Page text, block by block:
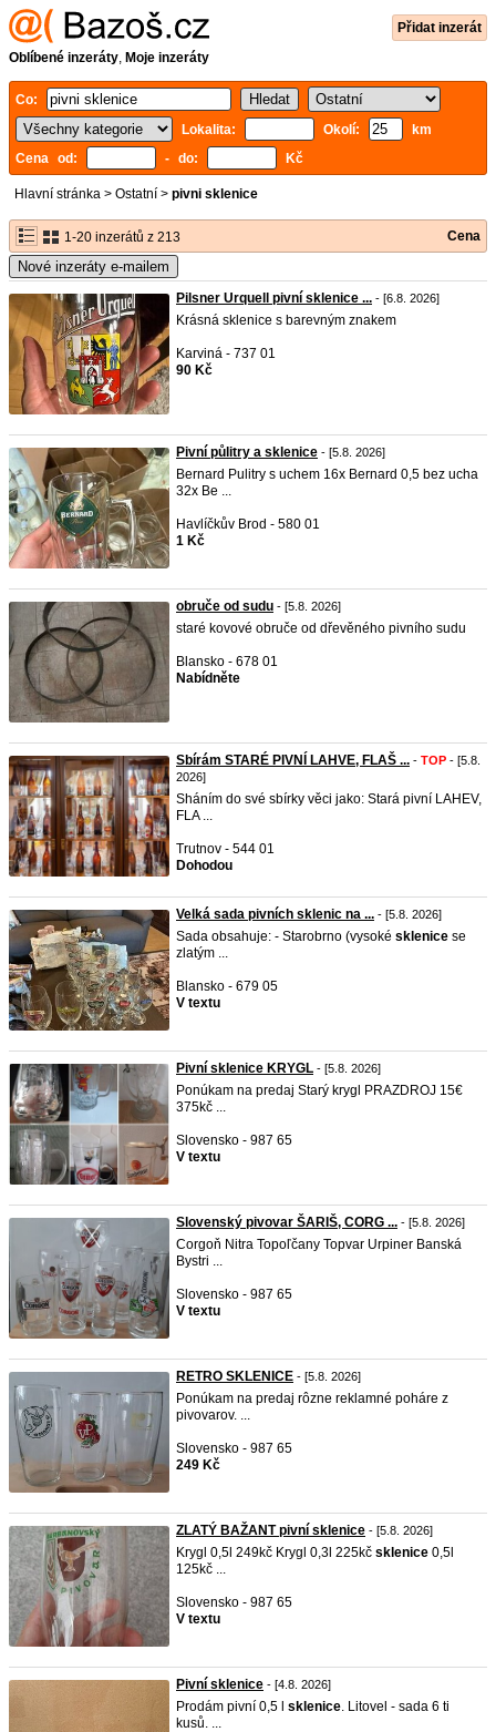
Přidat inzerát
Oblíbené inzeráty, Moje inzeráty
Co:
Lokalita:
Okolí:
km
Cena od:
- do: Kč
Hlavní stránka > Ostatní > pivni sklenice
1-20 inzerátů z 213 Cena
Nové inzeráty e-mailem
Pilsner Urquell pivní sklenice ... - [6.8. 2026]
Krásná sklenice s barevným znakem
Karviná - 737 01
90 Kč
Pivní půlitry a sklenice - [5.8. 2026]
Bernard Pulitry s uchem 16x Bernard 0,5 bez ucha
32x Be ...
Havlíčkův Brod - 580 01
1 Kč
obruče od sudu - [5.8. 2026]
staré kovové obruče od dřevěného pivního sudu
Blansko - 678 01
Nabídněte
Sbírám STARÉ PIVNÍ LAHVE, FLAŠ ... - TOP - [5.8.
2026]
Sháním do své sbírky věci jako: Stará pivní LAHEV,
FLA ...
Trutnov - 544 01
Dohodou
Velká sada pivních sklenic na ... - [5.8. 2026]
Sada obsahuje: - Starobrno (vysoké sklenice se
zlatým ...
Blansko - 679 05
V textu
Pivní sklenice KRYGL - [5.8. 2026]
Ponúkam na predaj Starý krygl PRAZDROJ 15€
375kč ...
Slovensko - 987 65
V textu
Slovenský pivovar ŠARIŠ, CORG ... - [5.8. 2026]
Corgoň Nitra Topoľčany Topvar Urpiner Banská
Bystri ...
Slovensko - 987 65
V textu
RETRO SKLENICE - [5.8. 2026]
Ponúkam na predaj rôzne reklamné poháre z
pivovarov. ...
Slovensko - 987 65
249 Kč
ZLATÝ BAŽANT pivní sklenice - [5.8. 2026]
Krygl 0,5l 249kč Krygl 0,3l 225kč sklenice 0,5l
125kč ...
Slovensko - 987 65
V textu
Pivní sklenice - [4.8. 2026]
Prodám pivní 0,5 l sklenice. Litovel - sada 6 ti
kusů. ...